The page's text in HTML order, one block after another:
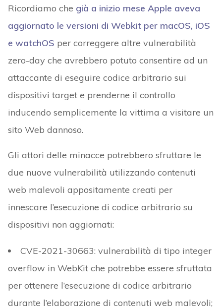
Ricordiamo che già a inizio mese Apple aveva
aggiornato le versioni di Webkit per macOS, iOS
e watchOS per correggere altre vulnerabilità
zero-day che avrebbero potuto consentire ad un
attaccante di eseguire codice arbitrario sui
dispositivi target e prenderne il controllo
inducendo semplicemente la vittima a visitare un
sito Web dannoso.
Gli attori delle minacce potrebbero sfruttare le
due nuove vulnerabilità utilizzando contenuti
web malevoli appositamente creati per
innescare l’esecuzione di codice arbitrario su
dispositivi non aggiornati:
CVE-2021-30663: vulnerabilità di tipo integer
overflow in WebKit che potrebbe essere sfruttata
per ottenere l’esecuzione di codice arbitrario
durante l’elaborazione di contenuti web malevoli;